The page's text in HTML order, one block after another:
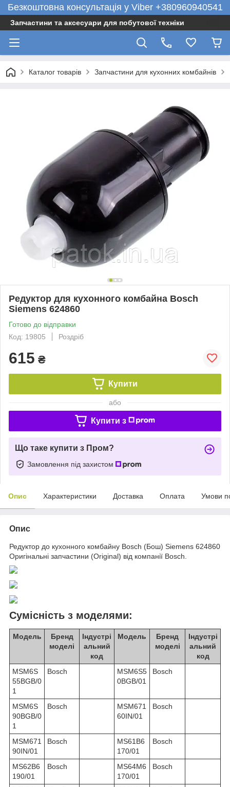
Безкоштовна консультація у Viber +380960940541
Запчастини та аксесуари для побутової техніки
Каталог товарів Запчастини для кухонних комбайнів
Редуктор для кухонного комбайна Bosch
Siemens 624860
Готово до відправки
Код: 19805
Роздріб
615 ₴
Купити
або
Купити з
Що таке купити з Пром?
Замовлення під захистом
Опис Характеристики Доставка Оплата Умови
Опис
Редуктор до кухонного комбайну Bosch (Бош) Siemens 624860
Оригінальні запчастини (Original) від компанії Bosch.
Сумісність з моделями:
Модель
Бренд
моделі
Індустрі
альний
код
Модель
Бренд
моделі
Індустрі
альний
код
MSM6S
55BGB/0
1
Bosch
MSM6S5
0BGB/01
Bosch
MSM6S
90BGB/0
1
Bosch
MSM671
60IN/01
Bosch
MSM671
90IN/01
Bosch
MS61B6
170/01
Bosch
MS62B6
190/01
Bosch
MS64M6
170/01
Bosch